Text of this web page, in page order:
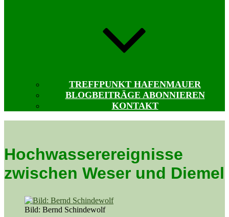
TREFFPUNKT HAFENMAUER
BLOGBEITRÄGE ABONNIEREN
KONTAKT
Hochwasserereignisse
zwischen Weser und Diemel
Bild: Bernd Schindewolf